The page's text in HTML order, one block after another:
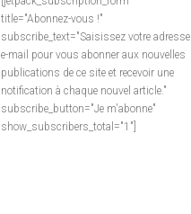
title="Abonnez-vous !"
subscribe_text="Saisissez votre adresse
e-mail pour vous abonner aux nouvelles
publications de ce site et recevoir une
notification à chaque nouvel article."
subscribe_button="Je m'abonne"
show_subscribers_total="1"]